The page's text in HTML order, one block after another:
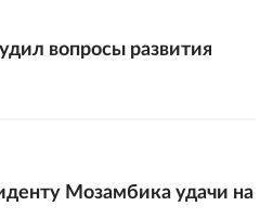
вопросы развития
Мозамбика удачи на